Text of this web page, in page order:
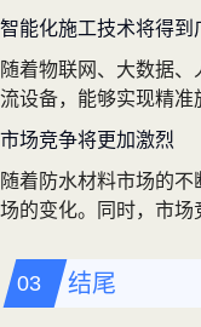
智能化施工技术将得到
随着物联网、大数据
流设备，能够实现精准
市场竞争将更加激烈
随着防水材料市场的
场的变化。同时，市场
结尾